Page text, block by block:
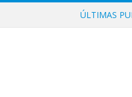
ÚLTIMAS